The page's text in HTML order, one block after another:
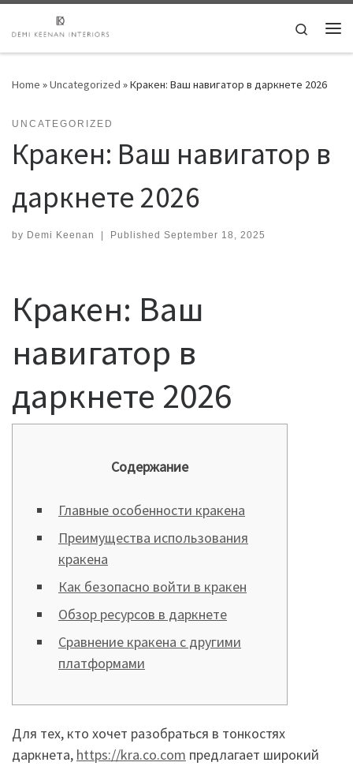
Skip to content
Search
Home »Uncategorized »Кракен: Ваш навигатор в даркнете 2026
UNCATEGORIZED
Кракен: Ваш навигатор в
даркнете 2026
by Demi Keenan | Published September 18, 2025
Кракен: Ваш
навигатор в
даркнете 2026
Содержание
Главные особенности кракена
Преимущества использования
кракена
Как безопасно войти в кракен
Обзор ресурсов в даркнете
Сравнение кракена с другими
платформами
Для тех, кто хочет разобраться в тонкостях
даркнета, https://kra.co.com предлагает широкий